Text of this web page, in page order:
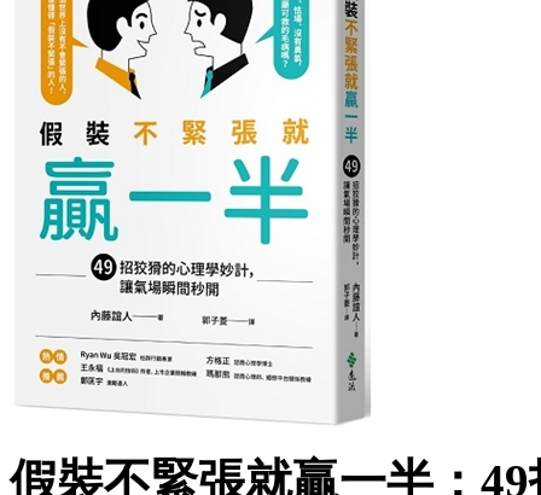
假裝不緊張就贏一半：